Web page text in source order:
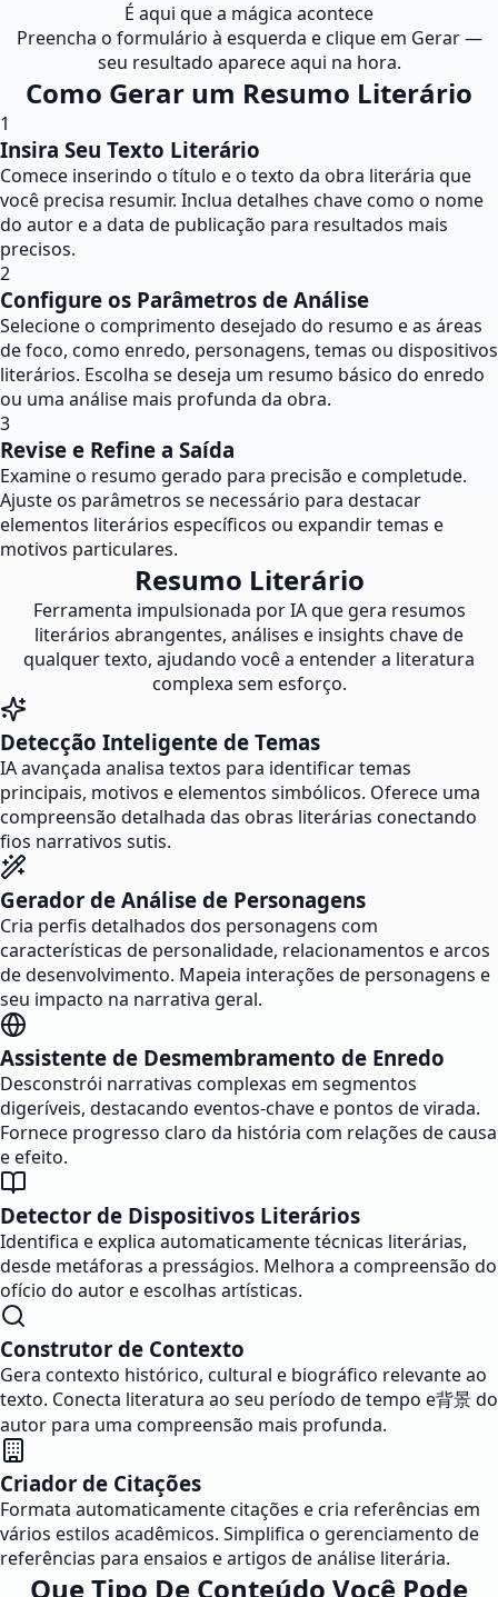
É aqui que a mágica acontece
Preencha o formulário à esquerda e clique em Gerar —
seu resultado aparece aqui na hora.
Como Gerar um Resumo Literário
1
Insira Seu Texto Literário
Comece inserindo o título e o texto da obra literária que
você precisa resumir. Inclua detalhes chave como o nome
do autor e a data de publicação para resultados mais
precisos.
2
Configure os Parâmetros de Análise
Selecione o comprimento desejado do resumo e as áreas
de foco, como enredo, personagens, temas ou dispositivos
literários. Escolha se deseja um resumo básico do enredo
ou uma análise mais profunda da obra.
3
Revise e Refine a Saída
Examine o resumo gerado para precisão e completude.
Ajuste os parâmetros se necessário para destacar
elementos literários específicos ou expandir temas e
motivos particulares.
Resumo Literário
Ferramenta impulsionada por IA que gera resumos
literários abrangentes, análises e insights chave de
qualquer texto, ajudando você a entender a literatura
complexa sem esforço.
Detecção Inteligente de Temas
IA avançada analisa textos para identificar temas
principais, motivos e elementos simbólicos. Oferece uma
compreensão detalhada das obras literárias conectando
fios narrativos sutis.
Gerador de Análise de Personagens
Cria perfis detalhados dos personagens com
características de personalidade, relacionamentos e arcos
de desenvolvimento. Mapeia interações de personagens e
seu impacto na narrativa geral.
Assistente de Desmembramento de Enredo
Desconstrói narrativas complexas em segmentos
digeríveis, destacando eventos-chave e pontos de virada.
Fornece progresso claro da história com relações de causa
e efeito.
Detector de Dispositivos Literários
Identifica e explica automaticamente técnicas literárias,
desde metáforas a presságios. Melhora a compreensão do
ofício do autor e escolhas artísticas.
Construtor de Contexto
Gera contexto histórico, cultural e biográfico relevante ao
texto. Conecta literatura ao seu período de tempo e背景 do
autor para uma compreensão mais profunda.
Criador de Citações
Formata automaticamente citações e cria referências em
vários estilos acadêmicos. Simplifica o gerenciamento de
referências para ensaios e artigos de análise literária.
Que Tipo De Conteúdo Você Pode